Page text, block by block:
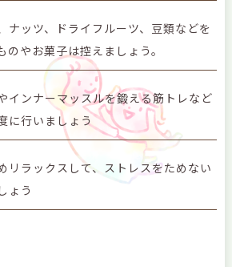
ナッツ、ドライフルーツ、豆類などを
のやお菓子は控えましょう。
インナーマッスルを鍛える筋トレなど
に行いましょう
リラックスして、ストレスをためない
ょう